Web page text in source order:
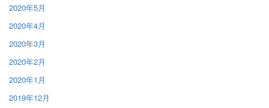
2020年5月
2020年4月
2020年3月
2020年2月
2020年1月
2019年12月